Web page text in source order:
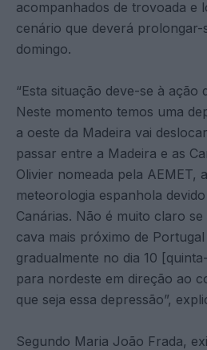
acompanhados de trovoada e
cenário que deverá prolongar-
domingo.
“Esta situação deve-se à ação
Neste momento temos uma
a oeste da Madeira vai
passar entre a Madeira e as
Olivier nomeada pela AEMET,
meteorologia espanhola
Canárias. Não é muito claro
cava mais próximo de
gradualmente no dia 10
para nordeste em direção ao
que seja essa depressão”,
Segundo Maria João Frada,